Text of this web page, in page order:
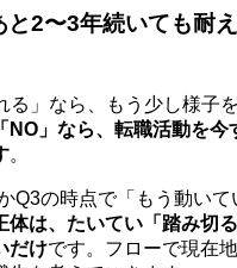
2〜3年続いても耐
る」なら、もう少し様子
「NO」なら、転職活動を今
。
Q3の時点で「もう動いて
体は、たいてい「踏み切
だけです。フローで現在